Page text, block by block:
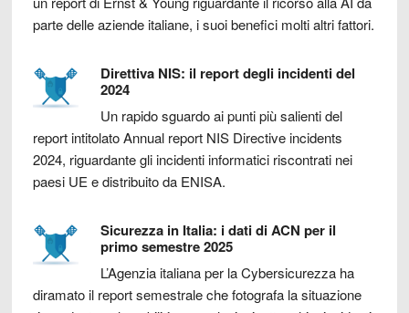
parte delle aziende italiane, i suoi benefici molti altri fattori.
Direttiva NIS: il report degli incidenti del
2024
Un rapido sguardo ai punti più salienti del
report intitolato Annual report NIS Directive incidents
2024, riguardante gli incidenti informatici riscontrati nei
paesi UE e distribuito da ENISA.
Sicurezza in Italia: i dati di ACN per il
primo semestre 2025
L’Agenzia italiana per la Cybersicurezza ha
diramato il report semestrale che fotografa la situazione